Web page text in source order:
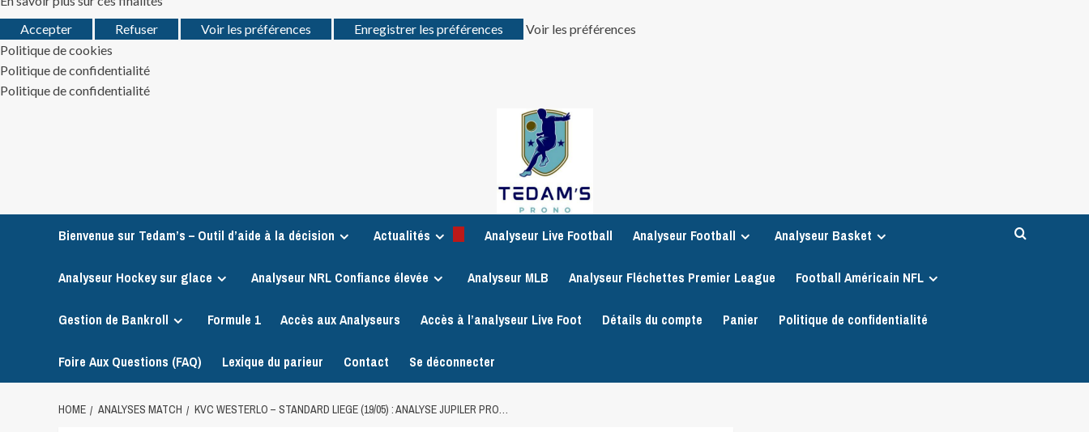
Accepter
Refuser Voir les préférences Enregistrer les préférences
Voir les préférences
Politique de cookies
Politique de confidentialité
Politique de confidentialité
Bienvenue sur Tedam’s – Outil d’aide à la décision Actualités Analyseur Live Football Analyseur Football Analyseur Basket
Analyseur Hockey sur glace Analyseur NRL Confiance élevée Analyseur MLB Analyseur Fléchettes Premier League Football Américain NFL
Gestion de Bankroll Formule 1 Accès aux Analyseurs Accès à l’analyseur Live Foot Détails du compte Panier Politique de confidentialité
Foire Aux Questions (FAQ) Lexique du parieur Contact Se déconnecter
HOME ANALYSES MATCH KVC WESTERLO – STANDARD LIEGE (19/05) : ANALYSE JUPILER PRO…